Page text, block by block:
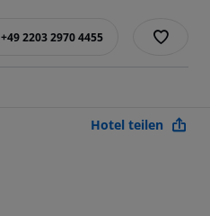
+49 2203 2970 4455
Hotel teilen